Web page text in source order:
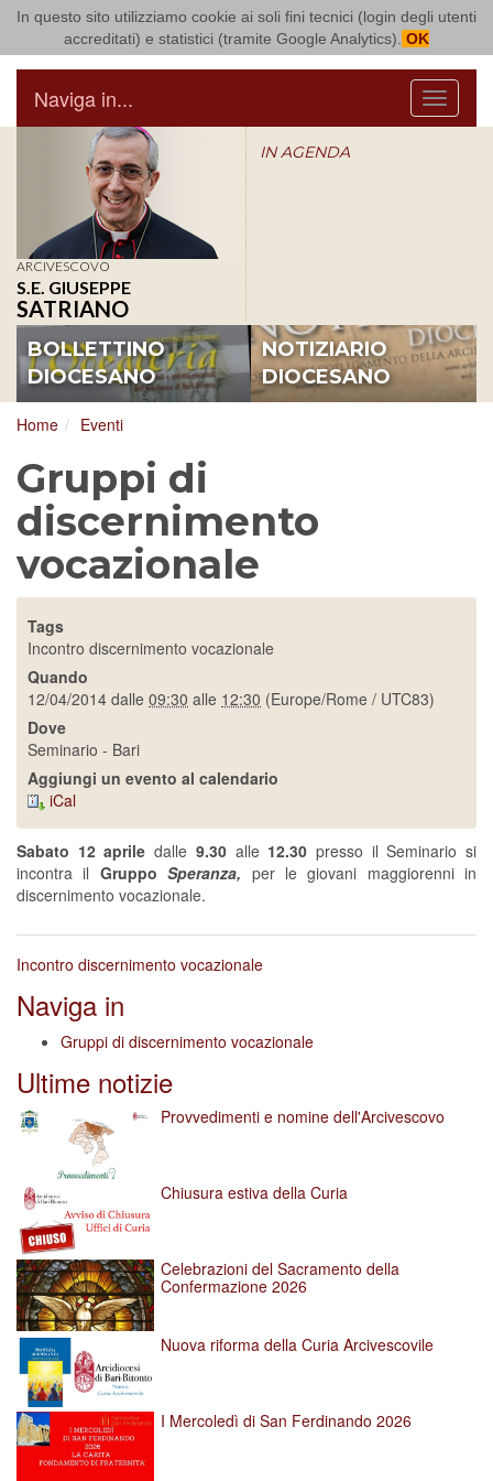
In questo sito utilizziamo cookie ai soli fini tecnici (login degli utenti
accreditati) e statistici (tramite Google Analytics). OK
Arcidiocesi di Bari Bitonto
Menu
Naviga in...
ARCIVESCOVO
S.E. GIUSEPPE
SATRIANO
IN AGENDA
BOLLETTINO
DIOCESANO
NOTIZIARIO
DIOCESANO
Home Eventi
Gruppi di
discernimento
vocazionale
Tags
Incontro discernimento vocazionale
Quando
12/04/2014 dalle 09:30 alle 12:30 (Europe/Rome / UTC83)
Dove
Seminario - Bari
Aggiungi un evento al calendario
iCal
Sabato 12 apriledalle 9.30alle 12.30 presso il Seminario si
incontra il GruppoSperanza, per le giovani maggiorenni in
discernimento vocazionale.
Incontro discernimento vocazionale
Naviga in
Gruppi di discernimento vocazionale
Ultime notizie
Provvedimenti e nomine dell'Arcivescovo
Chiusura estiva della Curia
Celebrazioni del Sacramento della
Confermazione 2026
Nuova riforma della Curia Arcivescovile
I Mercoledì di San Ferdinando 2026